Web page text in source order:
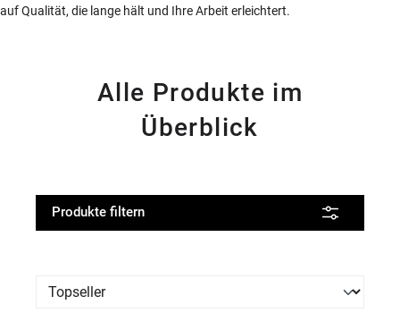
auf Qualität, die lange hält und Ihre Arbeit erleichtert.
Alle Produkte im
Überblick
Produkte filtern